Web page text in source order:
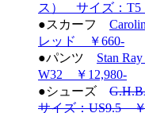
ス） サイズ：T5
●スカーフ
レッド ￥660-
●パンツ Stan
W32 ￥12,980-
●シューズ
サイズ：US9.5 ￥